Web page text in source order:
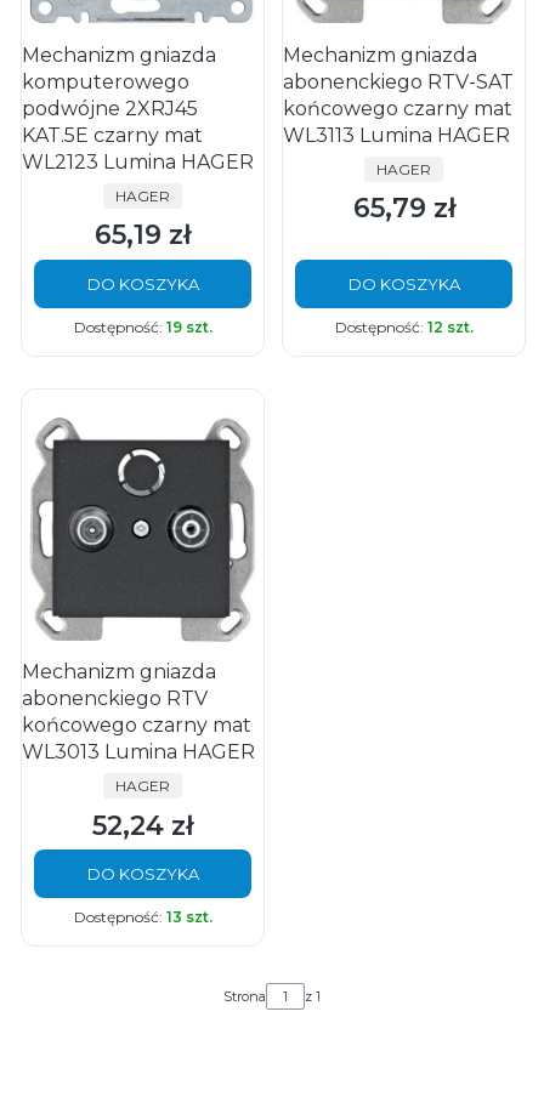
Mechanizm gniazda
komputerowego
podwójne 2XRJ45
KAT.5E czarny mat
WL2123 Lumina HAGER
PRODUCENT
HAGER
Cena
65,19 zł
DO KOSZYKA
Dostępność: 19 szt.
Mechanizm gniazda
abonenckiego RTV-SAT
końcowego czarny mat
WL3113 Lumina HAGER
PRODUCENT
HAGER
Cena
65,79 zł
DO KOSZYKA
Dostępność: 12 szt.
Mechanizm gniazda
abonenckiego RTV
końcowego czarny mat
WL3013 Lumina HAGER
PRODUCENT
HAGER
Cena
52,24 zł
DO KOSZYKA
Dostępność: 13 szt.
Strona z 1